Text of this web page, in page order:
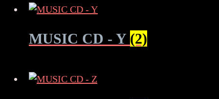
MUSIC CD - Y (2)